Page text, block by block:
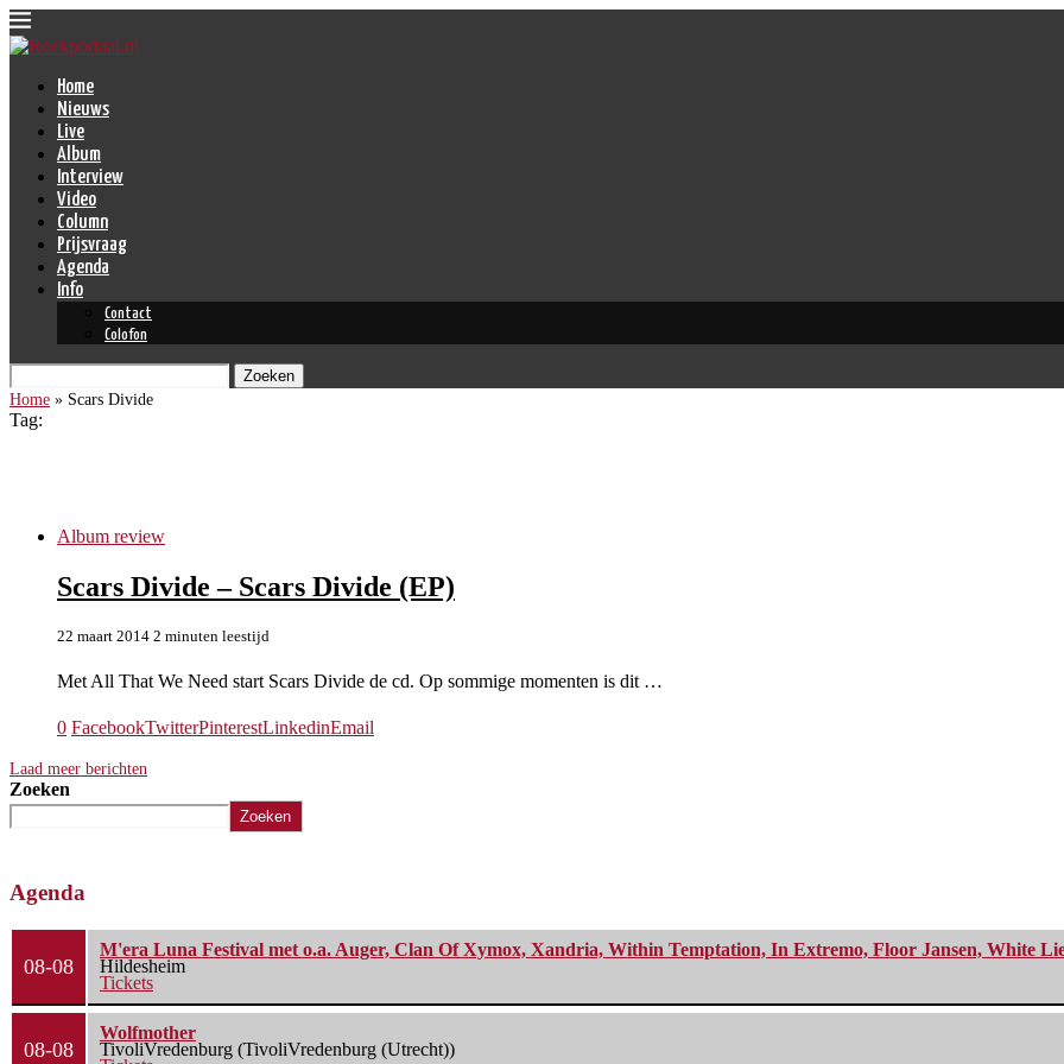
Home
Nieuws
Live
Album
Interview
Video
Column
Prijsvraag
Agenda
Info
Contact
Colofon
Zoeken
Home » Scars Divide
Tag:
Album review
Scars Divide – Scars Divide (EP)
22 maart 2014 2 minuten leestijd
Met All That We Need start Scars Divide de cd. Op sommige momenten is dit …
0 FacebookTwitterPinterestLinkedinEmail
Laad meer berichten
Zoeken
Zoeken
Agenda
08-08
M'era Luna Festival met o.a. Auger, Clan Of Xymox, Xandria, Within Temptation, In Extremo, Floor Jansen, White
Hildesheim
Tickets
08-08
Wolfmother
TivoliVredenburg (TivoliVredenburg (Utrecht))